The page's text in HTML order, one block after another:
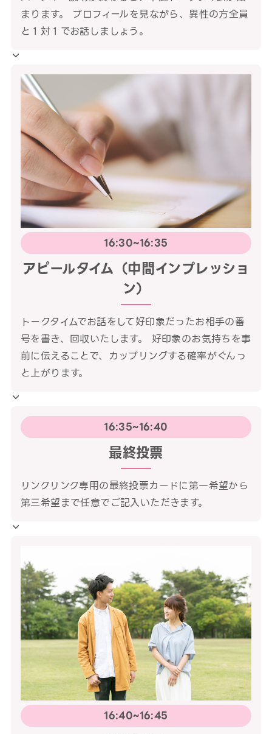
まります。 プロフィールを見ながら、異性の方全員
と１対１でお話しましょう。
16:30~16:35
アピールタイム（中間インプレッショ
ン）
トークタイムでお話をして好印象だったお相手の番
号を書き、回収いたします。 好印象のお気持ちを事
前に伝えることで、カップリングする確率がぐんっ
と上がります。
16:35~16:40
最終投票
リンクリンク専用の最終投票カードに第一希望から
第三希望まで任意でご記入いただきます。
16:40~16:45